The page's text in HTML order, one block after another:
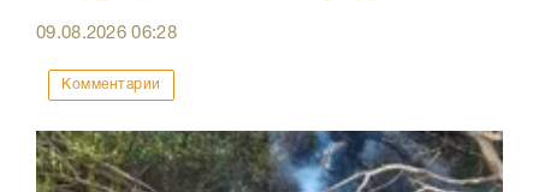
09.08.202606:28
Комментарии